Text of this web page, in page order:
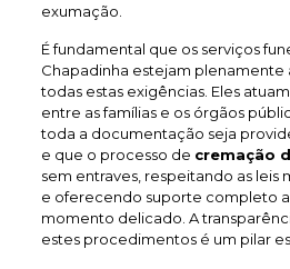
exumação.
É fundamental que os serviços
Chapadinha estejam plenamente
todas estas exigências. Eles
entre as famílias e os órgãos
toda a documentação seja
e que o processo de cremação
sem entraves, respeitando as leis
e oferecendo suporte completo
momento delicado. A
estes procedimentos é um pilar